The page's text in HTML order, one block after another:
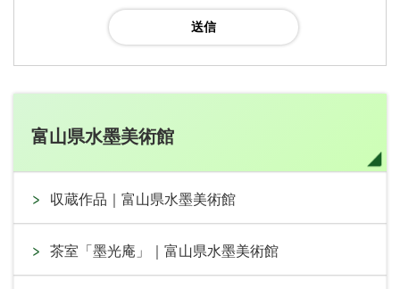
富山県水墨美術館
収蔵作品｜富山県水墨美術館
茶室「墨光庵」｜富山県水墨美術館